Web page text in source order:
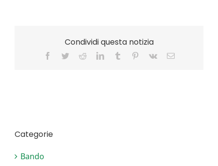
Condividi questa notizia
Facebook
TwitterRedditLinkedInTumblr Pinterest
Vk Email
Categorie
Bando